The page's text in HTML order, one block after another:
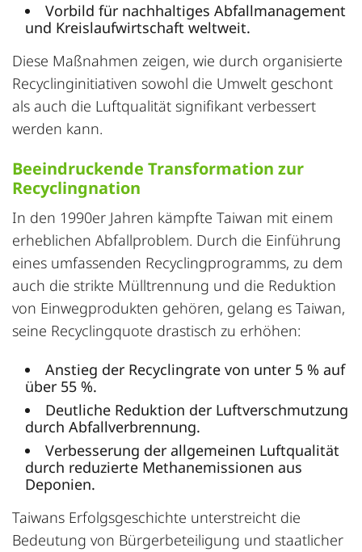
Vorbild für nachhaltiges Abfallmanagement
und Kreislaufwirtschaft weltweit.
Diese Maßnahmen zeigen, wie durch organisierte
Recyclinginitiativen sowohl die Umwelt geschont
als auch die Luftqualität signifikant verbessert
werden kann.
Beeindruckende Transformation zur
Recyclingnation
In den 1990er Jahren kämpfte Taiwan mit einem
erheblichen Abfallproblem. Durch die Einführung
eines umfassenden Recyclingprogramms, zu dem
auch die strikte Mülltrennung und die Reduktion
von Einwegprodukten gehören, gelang es Taiwan,
seine Recyclingquote drastisch zu erhöhen:
Anstieg der Recyclingrate von unter 5 % auf
über 55 %.
Deutliche Reduktion der Luftverschmutzung
durch Abfallverbrennung.
Verbesserung der allgemeinen Luftqualität
durch reduzierte Methanemissionen aus
Deponien.
Taiwans Erfolgsgeschichte unterstreicht die
Bedeutung von Bürgerbeteiligung und staatlicher